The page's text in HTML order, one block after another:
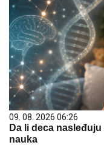
09. 08. 2026 06:26
Da li deca
nauka